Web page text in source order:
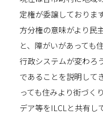
定権が委譲しておりま
方分権の意味がより民
と、障がいがあっても
行政システムが変わろ
であることを説明して
っても住みより街づく
デア等をILCLと共有し